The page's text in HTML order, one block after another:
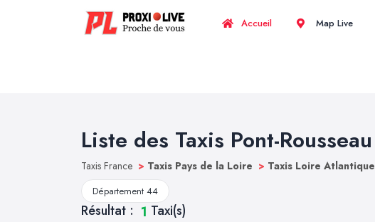
Accueil Map Live
Liste des Taxis Pont-Rousseau
Taxis France > Taxis Pays de la Loire > Taxis Loire Atlantique
Département 44
Résultat : 1 Taxi(s)